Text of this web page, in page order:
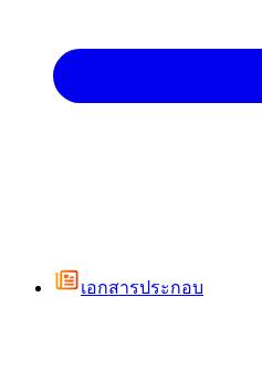
เอกสารประกอบ